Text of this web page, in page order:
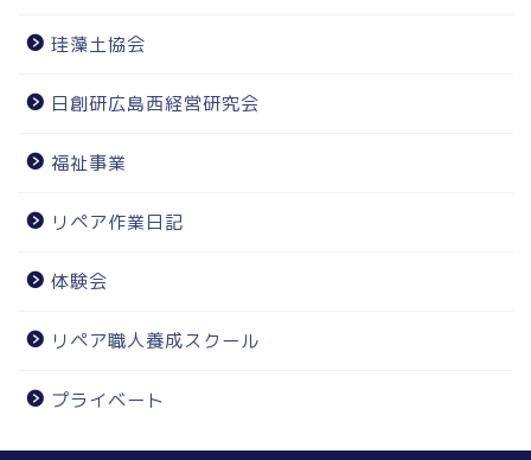
珪藻土協会
日創研広島西経営研究会
福祉事業
リペア作業日記
体験会
リペア職人養成スクール
プライベート